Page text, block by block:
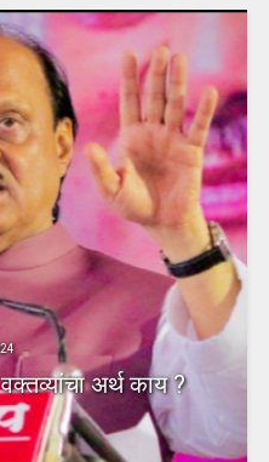
वक्तव्यांचा अर्थ काय ?